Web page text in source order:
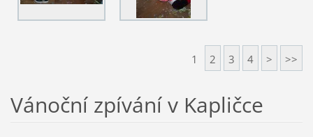
1 2 3 4 > >>
Vánoční zpívání v Kapličce